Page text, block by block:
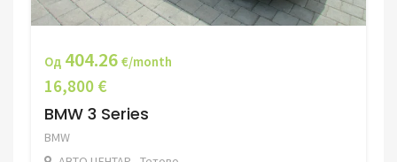
Од 404.26 €/month
16,800 €
BMW 3 Series
BMW